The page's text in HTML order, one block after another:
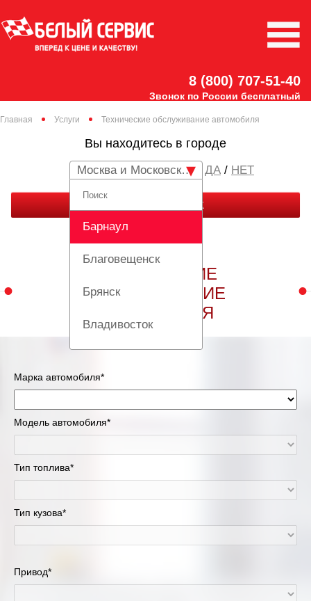
8 (800) 707-51-40
Звонок по России бесплатный
Главная Услуги Технические обслуживание автомобиля
Вы находитесь в городе
Москва и Московская область
Барнаул
Благовещенск
Брянск
Владивосток
Екатеринбург
Казань
Киров
Москва и Московская область
/ НЕТ
ЗАКАЗАТЬ ЗВОНОК
ТЕХНИЧЕСКИЕ
ОБСЛУЖИВАНИЕ
АВТОМОБИЛЯ
Марка автомобиля*
Модель автомобиля*
Тип топлива*
Тип кузова*
Привод*